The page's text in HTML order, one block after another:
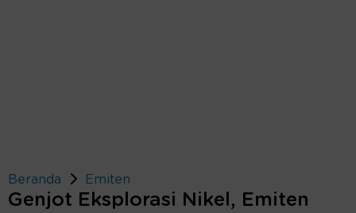
Beranda Emiten
Genjot Eksplorasi Nikel, Emiten